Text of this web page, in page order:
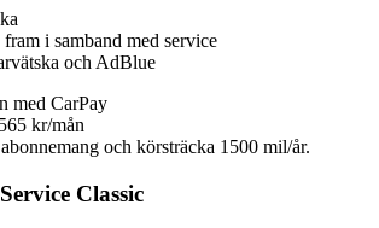
i samband med service
och AdBlue
med CarPay
565 kr/mån
och körsträcka 1500 mil/år.
Classic